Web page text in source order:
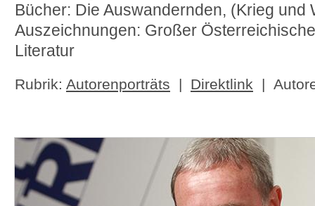
Bücher: Die Auswandernden, (Krieg und
Auszeichnungen: Großer
Literatur
Rubrik: Autorenporträts | Direktlink |